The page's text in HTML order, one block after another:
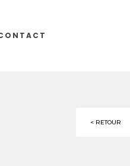
< RETOUR